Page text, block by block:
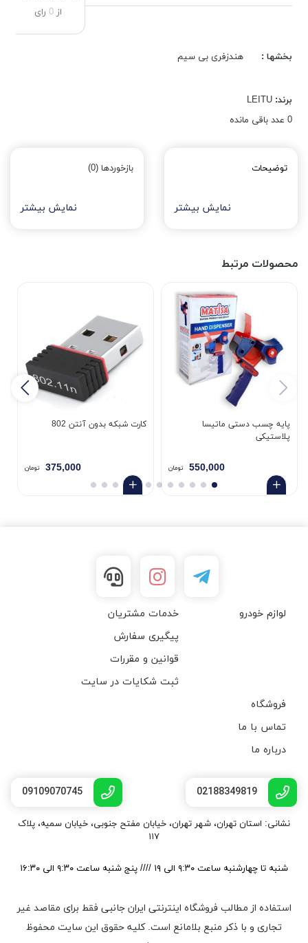
از 0 رای
بخشها : هندزفری بی سیم
برند: LEITU
0 عدد باقی مانده
توضیحات
نمایش بیشتر
بازخوردها (0)
نمایش بیشتر
محصولات مرتبط
پایه چسب دستی ماتیسا
پلاستیکی
550,000 تومان
کارت شبکه بدون آنتن 802
375,000 تومان
لوازم خودرو
خدمات مشتریان
پیگیری سفارش
قوانین و مقررات
ثبت شکایات در سایت
فروشگاه
تماس با ما
درباره ما
02188349819
09109070745
نشانی: استان تهران، شهر تهران، خیابان مفتح جنوبی، خیابان سمیه، پلاک
۱۱۷
شنبه تا چهارشنبه ساعت ۹:۳۰ الی ۱۹ //// پنج شنبه ساعت ۹:۳۰ الی ۱۶:۳۰
استفاده از مطالب فروشگاه اینترنتی ایران جانبی فقط برای مقاصد غیر
تجاری و با ذکر منبع بلامانع است. کليه حقوق اين سايت محفوظ